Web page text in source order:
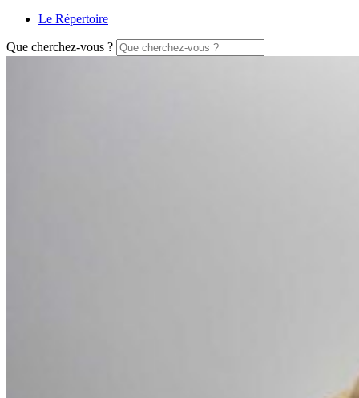
Le Répertoire
Que cherchez-vous ?